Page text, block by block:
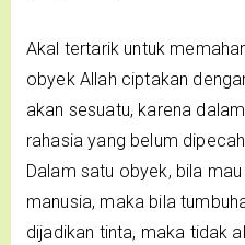
Akal tertarik untuk
obyek Allah ciptakan
akan sesuatu, karena
rahasia yang belum
Dalam satu obyek, bila
manusia, maka bila
dijadikan tinta, maka tidak